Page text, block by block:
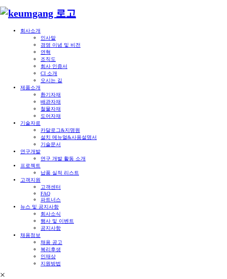
회사소개
인사말
경영 이념 및 비전
연혁
조직도
회사 인증서
CI 소개
오시는 길
제품소개
환기자재
배관자재
철물자재
도어자재
기술자료
카달로그&지명원
설치 메뉴얼&사용설명서
기술문서
연구개발
연구 개발 활동 소개
프로젝트
납품 실적 리스트
고객지원
고객센터
FAQ
파트너스
뉴스 및 공지사항
회사소식
행사 및 이벤트
공지사항
채용정보
채용 공고
복리후생
인재상
지원방법